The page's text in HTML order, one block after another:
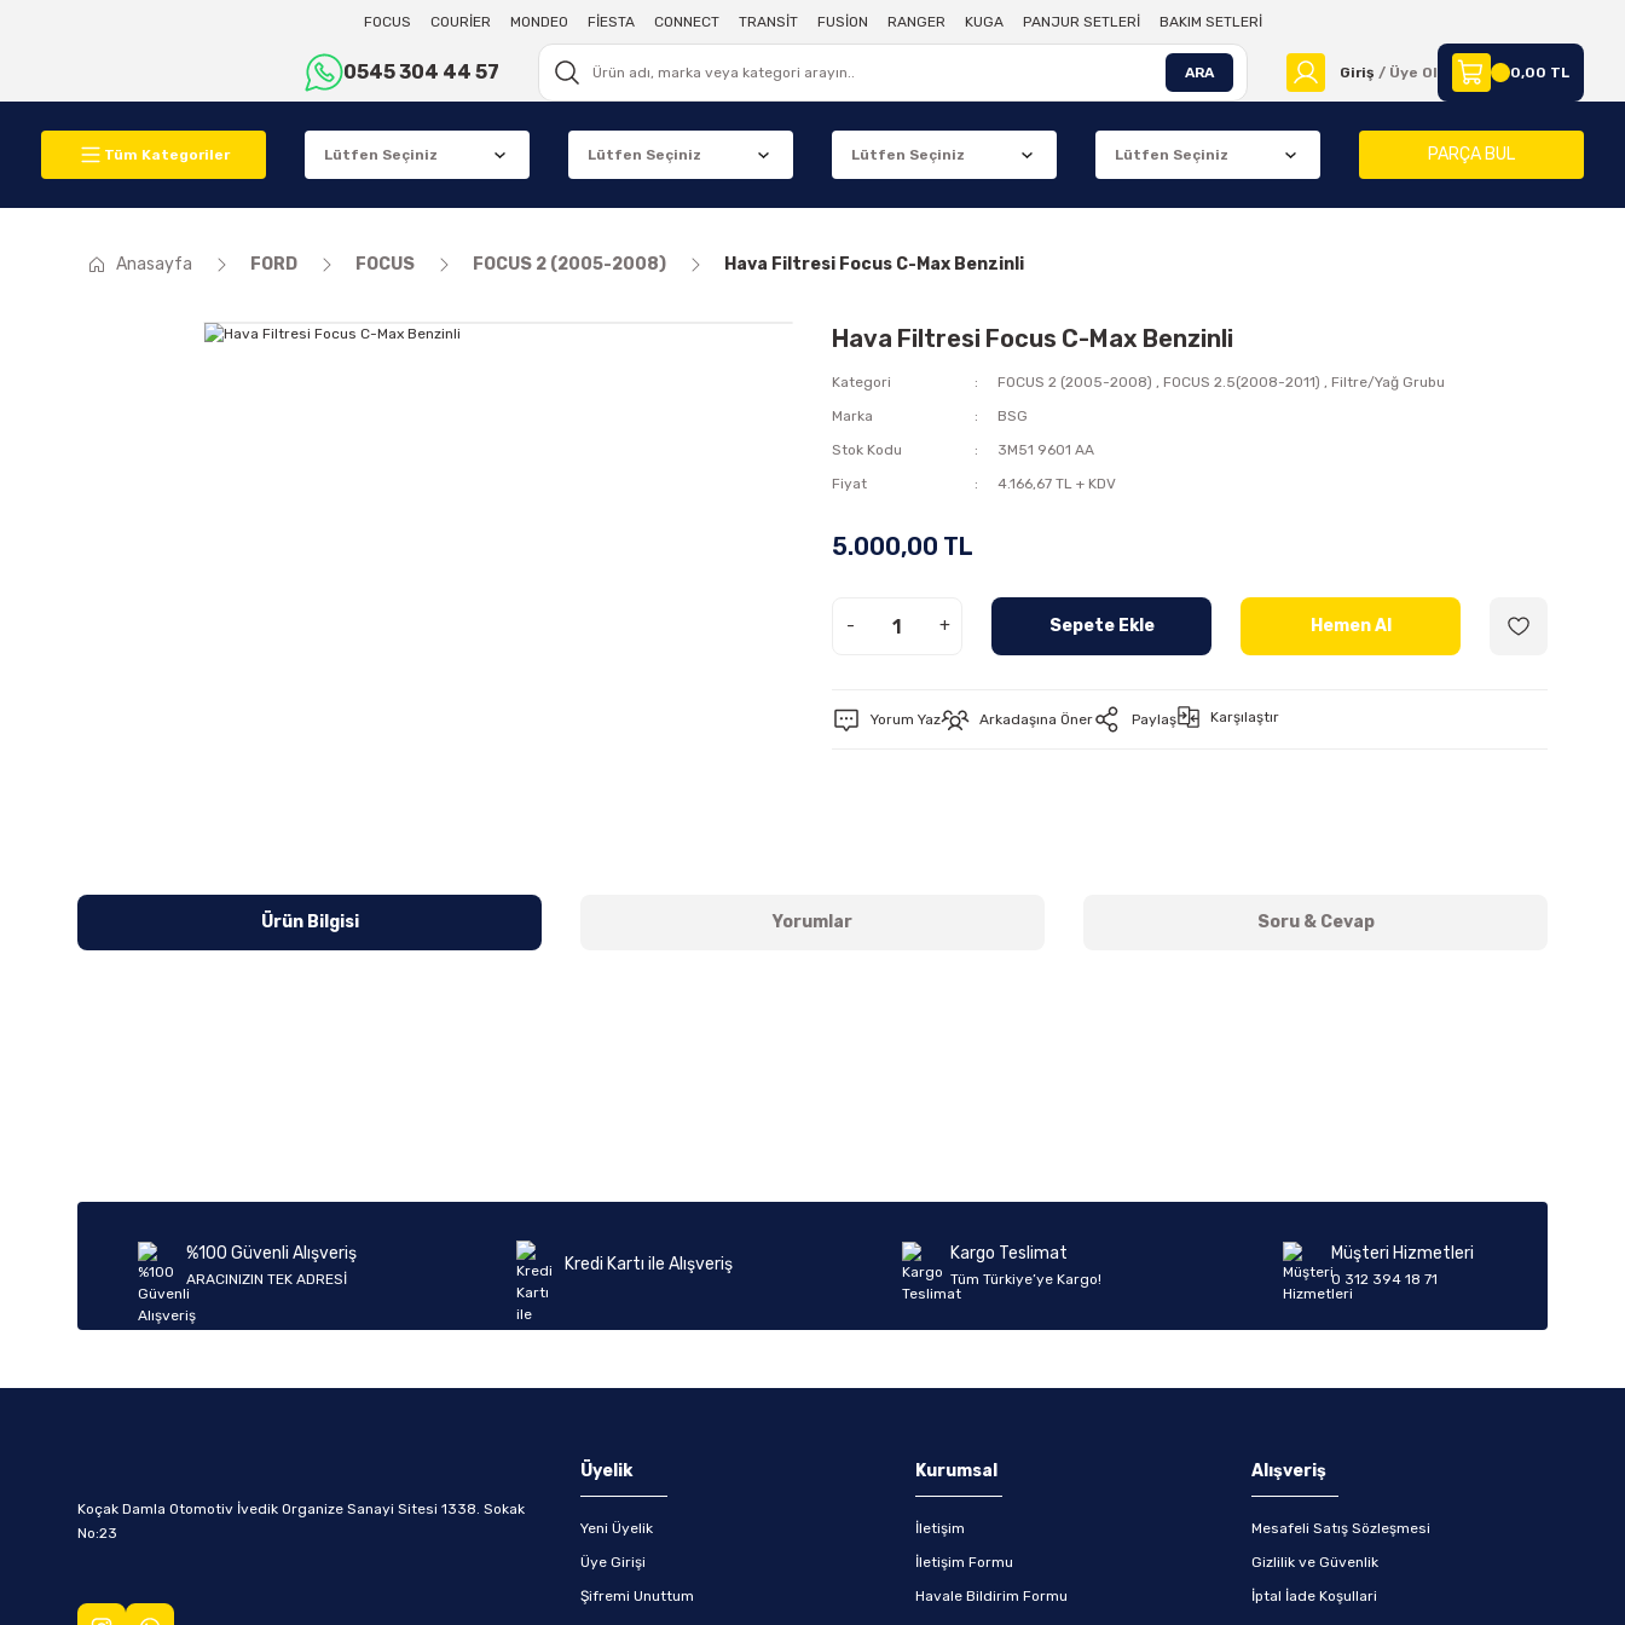
FOCUS COURİER MONDEO FİESTA CONNECT TRANSİT FUSİON RANGER KUGA PANJUR SETLERİ BAKIM SETLERİ
0545 304 44 57 ARA Giriş / Üye Ol 0,00 TL
Tüm Kategoriler PARÇA BUL
Anasayfa FORD FOCUS FOCUS 2 (2005-2008) Hava Filtresi Focus C-Max Benzinli
Hava Filtresi Focus C-Max Benzinli
Kategori FOCUS 2 (2005-2008) , FOCUS 2.5(2008-2011) , Filtre/Yağ Grubu
Marka
BSG
Stok Kodu
3M51 9601 AA
Fiyat
4.166,67 TL + KDV
5.000,00 TL
- + Sepete Ekle Hemen Al
Yorum Yaz Arkadaşına Öner Paylaş Karşılaştır
Ürün Bilgisi Yorumlar Soru & Cevap
%100 Güvenli Alışveriş
ARACINIZIN TEK ADRESİ
Kredi Kartı ile Alışveriş
Kargo Teslimat
Tüm Türkiye’ye Kargo!
Müşteri Hizmetleri
0 312 394 18 71
Koçak Damla Otomotiv İvedik Organize Sanayi Sitesi 1338. Sokak
No:23
Üyelik
Yeni Üyelik
Üye Girişi
Şifremi Unuttum
Kurumsal
İletişim
İletişim Formu
Havale Bildirim Formu
Alışveriş
Mesafeli Satış Sözleşmesi
Gizlilik ve Güvenlik
İptal İade Koşullari